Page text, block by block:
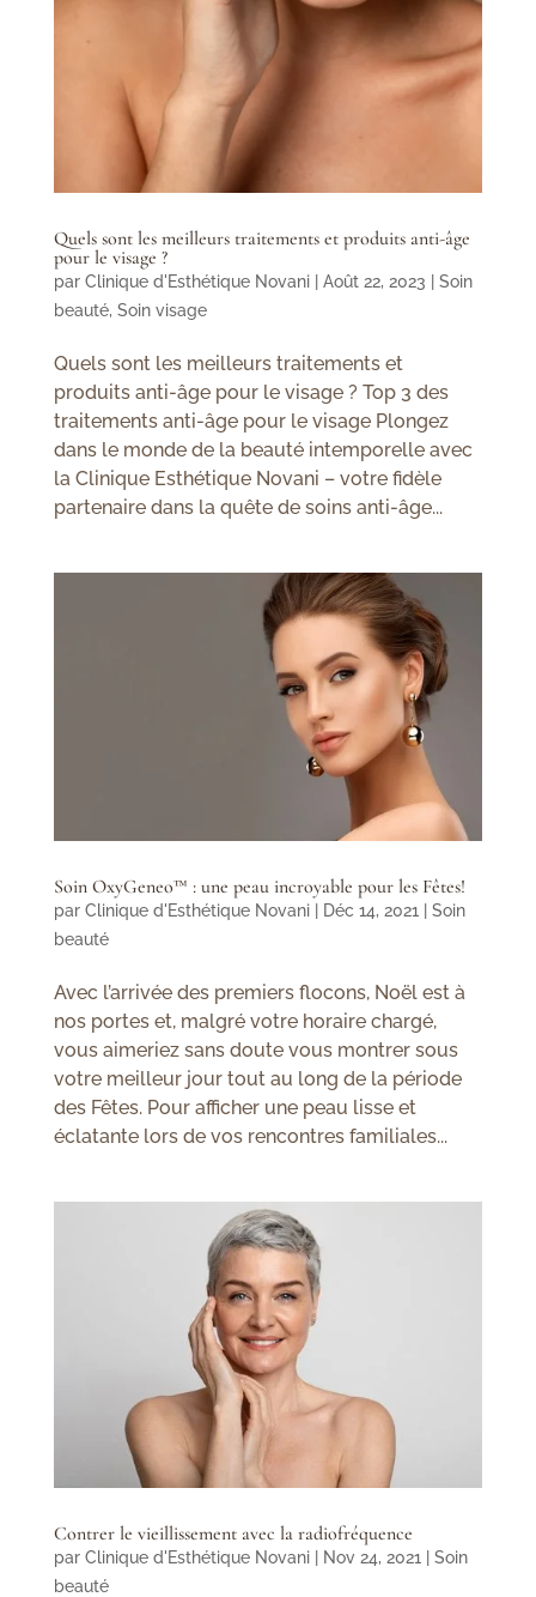
Quels sont les meilleurs traitements et produits anti-âge
pour le visage ?
par Clinique d'Esthétique Novani| Août 22, 2023
Soin
beauté, Soin visage
Quels sont les meilleurs traitements et
produits anti-âge pour le visage ? Top 3 des
traitements anti-âge pour le visage Plongez
dans le monde de la beauté intemporelle avec
la Clinique Esthétique Novani – votre fidèle
partenaire dans la quête de soins anti-âge...
Soin OxyGeneo™ : une peau incroyable pour les Fêtes!
par Clinique d'Esthétique Novani| Déc 14, 2021| Soin
beauté
Avec l’arrivée des premiers flocons, Noël est à
nos portes et, malgré votre horaire chargé,
vous aimeriez sans doute vous montrer sous
votre meilleur jour tout au long de la période
des Fêtes. Pour afficher une peau lisse et
éclatante lors de vos rencontres familiales...
Contrer le vieillissement avec la radiofréquence
par Clinique d'Esthétique Novani| Nov 24, 2021| Soin
beauté